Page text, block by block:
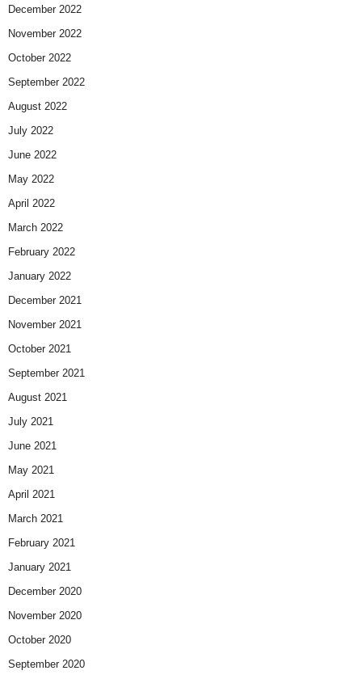
December 2022
November 2022
October 2022
September 2022
August 2022
July 2022
June 2022
May 2022
April 2022
March 2022
February 2022
January 2022
December 2021
November 2021
October 2021
September 2021
August 2021
July 2021
June 2021
May 2021
April 2021
March 2021
February 2021
January 2021
December 2020
November 2020
October 2020
September 2020